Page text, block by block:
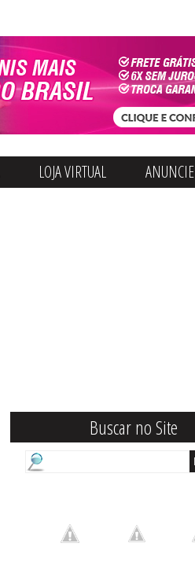
LOJA VIRTUAL
ANUNCIE
Buscar no Site